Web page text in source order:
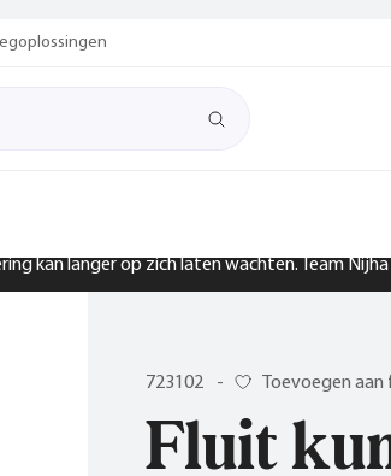
kan langer op zich laten wachten. Team
723102 - Toevoegen
Fluit